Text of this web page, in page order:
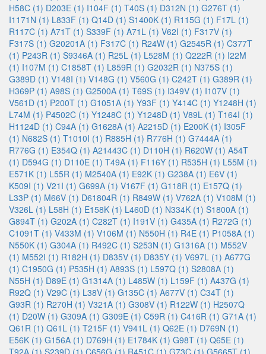
H58C (1) D203E (1) I104F (1) T40S (1) D312N (1) G276T (1)
I1171N (1) L833F (1) Q14D (1) S1400K (1) R115G (1) F17L (1)
R117C (1) A71T (1) S339F (1) A71L (1) V62I (1) F317V (1)
F317S (1) G20201A (1) F317C (1) R24W (1) G2545R (1) C377T
(1) P243R (1) S9346A (1) R25L (1) L528M (1) Q222R (1) I22M
(1) I107M (1) C1858T (1) L859R (1) G2032R (1) N375S (1)
G389D (1) V148I (1) V148G (1) V560G (1) C242T (1) G389R (1)
H369P (1) A98S (1) G2500A (1) T69S (1) I349V (1) I107V (1)
V561D (1) P200T (1) G1051A (1) Y93F (1) Y414C (1) Y1248H (1)
L74M (1) P4502C (1) Y1248C (1) Y1248D (1) V89L (1) T164I (1)
H1124D (1) C94A (1) G1628A (1) A2215D (1) E200K (1) I305F
(1) N682S (1) T1010I (1) R885H (1) R776H (1) G7444A (1)
R776G (1) E354Q (1) A21443C (1) D110H (1) R620W (1) A54T
(1) D594G (1) D110E (1) T49A (1) F116Y (1) R535H (1) L55M (1)
E571K (1) L55R (1) M2540A (1) E92K (1) G238A (1) E6V (1)
K509I (1) V21I (1) G699A (1) V167F (1) G118R (1) E157Q (1)
L33P (1) M66V (1) D61804R (1) R849W (1) V762A (1) V108M (1)
V326L (1) L58H (1) E158K (1) L460D (1) N334K (1) S1800A (1)
G894T (1) G202A (1) C282T (1) I191V (1) G435A (1) R272G (1)
C1091T (1) V433M (1) V106M (1) N550H (1) R4E (1) P1058A (1)
N550K (1) G304A (1) R492C (1) S253N (1) G1316A (1) M552V
(1) M552I (1) R182H (1) D835V (1) D835Y (1) V697L (1) A677G
(1) C1950G (1) P535H (1) A893S (1) L597Q (1) S2808A (1)
N55H (1) D89E (1) G1314A (1) L485W (1) L159F (1) A437G (1)
R92Q (1) V29C (1) L38V (1) G135C (1) A677V (1) C34T (1)
G93R (1) R270H (1) V321A (1) G308V (1) R122W (1) H2507Q
(1) D20W (1) G309A (1) G309E (1) C59R (1) C416R (1) G71A (1)
Q61R (1) Q61L (1) T215F (1) V941L (1) Q62E (1) D769N (1)
E56K (1) G156A (1) D769H (1) E1784K (1) G98T (1) Q65E (1)
T92A (1) S239D (1) C656G (1) R451C (1) G73C (1) G5665T (1)